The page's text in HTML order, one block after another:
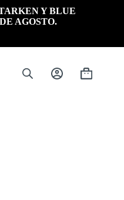
Y BLUE
AGOSTO.
Carrito